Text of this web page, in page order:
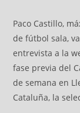
Paco Castillo,
de fútbol sala,
entrevista a la
fase previa del
de semana en
Cataluña, la